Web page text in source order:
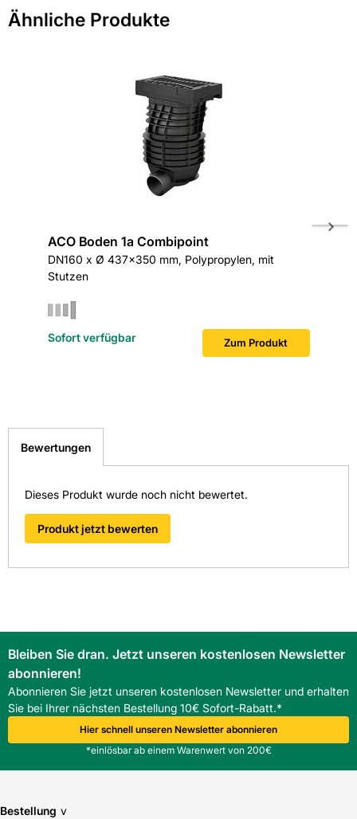
Länge in mm: 150
EAN: 2100000076949
schnellstmöglich bearbeiten.
Ähnliche Produkte
ACO Boden 1a Combipoint
DN160 x Ø 437x350 mm, Polypropylen, mit
Stutzen
Zum Produkt
Sofort verfügbar
Bewertungen
Dieses Produkt wurde noch nicht bewertet.
Produkt jetzt bewerten
Bleiben Sie dran. Jetzt unseren kostenlosen Newsletter
abonnieren!
Abonnieren Sie jetzt unseren kostenlosen Newsletter und erhalten
Sie bei Ihrer nächsten Bestellung 10€ Sofort-Rabatt.*
Hier schnell unseren Newsletter abonnieren
*einlösbar ab einem Warenwert von 200€
Bestellung v